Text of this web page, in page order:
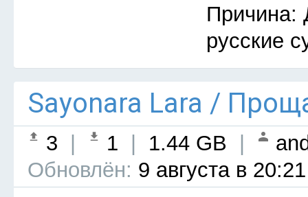
Причина:
русские
Sayonara Lara /
3 1 1.44 GB
Обновлён: 9 августа в 20:21